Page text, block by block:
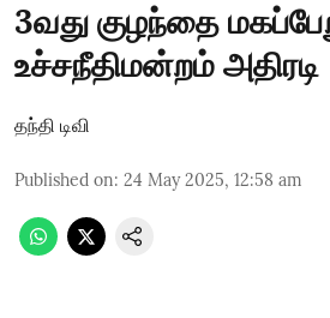
3வது குழந்தை
உச்சநீதிமன்றம் அதிரடி
தந்தி டிவி
Published on: 24 May 2025, 12:58 am